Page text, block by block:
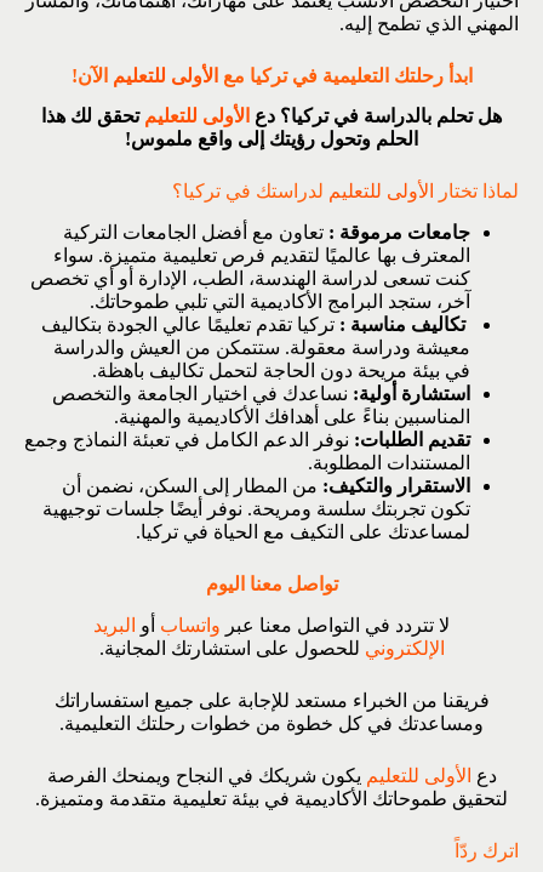
المهني الذي تطمح إليه.
ابدأ رحلتك التعليمية في تركيا مع الأولى للتعليم الآن!
هل تحلم بالدراسة في تركيا؟ دع الأولى للتعليم تحقق لك هذا
الحلم وتحول رؤيتك إلى واقع ملموس!
لماذا تختار الأولى للتعليم لدراستك في تركيا؟
جامعات مرموقة : تعاون مع أفضل الجامعات التركية
المعترف بها عالميًا لتقديم فرص تعليمية متميزة. سواء
كنت تسعى لدراسة الهندسة، الطب، الإدارة أو أي تخصص
آخر، ستجد البرامج الأكاديمية التي تلبي طموحاتك.
تكاليف مناسبة : تركيا تقدم تعليمًا عالي الجودة بتكاليف
معيشة ودراسة معقولة. ستتمكن من العيش والدراسة
في بيئة مريحة دون الحاجة لتحمل تكاليف باهظة.
استشارة أولية: نساعدك في اختيار الجامعة والتخصص
المناسبين بناءً على أهدافك الأكاديمية والمهنية.
تقديم الطلبات: نوفر الدعم الكامل في تعبئة النماذج وجمع
المستندات المطلوبة.
الاستقرار والتكيف: من المطار إلى السكن، نضمن أن
تكون تجربتك سلسة ومريحة. نوفر أيضًا جلسات توجيهية
لمساعدتك على التكيف مع الحياة في تركيا.
تواصل معنا اليوم
لا تتردد في التواصل معنا عبر واتساب أو البريد
الإلكتروني للحصول على استشارتك المجانية.
فريقنا من الخبراء مستعد للإجابة على جميع استفساراتك
ومساعدتك في كل خطوة من خطوات رحلتك التعليمية.
دع الأولى للتعليم يكون شريكك في النجاح ويمنحك الفرصة
لتحقيق طموحاتك الأكاديمية في بيئة تعليمية متقدمة ومتميزة.
اترك ردّاً